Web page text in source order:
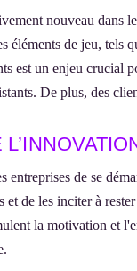
nouveau dans
de jeu, tels
est un enjeu crucial
De plus, des
de se
de les inciter à
la motivation et